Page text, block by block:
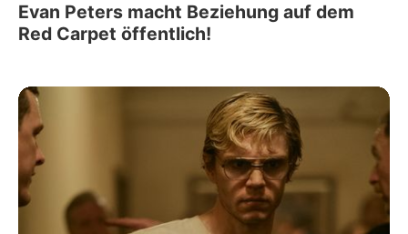
Evan Peters macht Beziehung auf dem
Red Carpet öffentlich!